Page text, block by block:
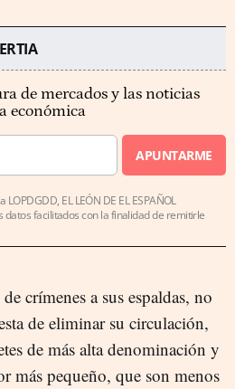
de mercados y las noticias
económica
APUNTARME
EL LEÓN DE EL ESPAÑOL
datos facilitados con la finalidad de remitirle
crímenes a sus espaldas, no
de eliminar su circulación,
de más alta denominación y
más pequeño, que son menos